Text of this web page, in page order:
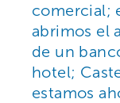
comercial;
abrimos el
de un
hotel;
estamos